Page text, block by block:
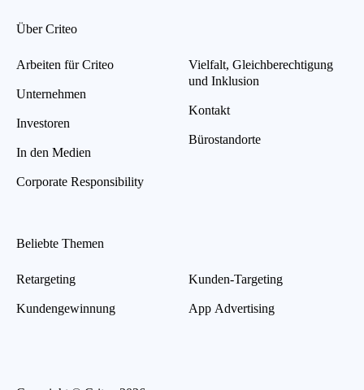
Über Criteo
Arbeiten für Criteo
Unternehmen
Investoren
In den Medien
Corporate Responsibility
Vielfalt, Gleichberechtigung
und Inklusion
Kontakt
Bürostandorte
Beliebte Themen
Retargeting
Kundengewinnung
Kunden-Targeting
App Advertising